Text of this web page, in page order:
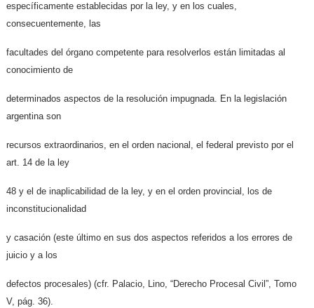
específicamente establecidas por la ley, y en los cuales,
consecuentemente, las
facultades del órgano competente para resolverlos están limitadas al
conocimiento de
determinados aspectos de la resolución impugnada. En la legislación
argentina son
recursos extraordinarios, en el orden nacional, el federal previsto por el
art. 14 de la ley
48 y el de inaplicabilidad de la ley, y en el orden provincial, los de
inconstitucionalidad
y casación (este último en sus dos aspectos referidos a los errores de
juicio y a los
defectos procesales) (cfr. Palacio, Lino, “Derecho Procesal Civil”, Tomo
V, pág. 36).